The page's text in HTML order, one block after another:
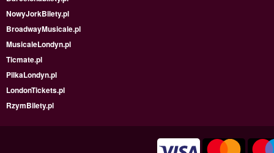
NowyJorkBilety.pl
BroadwayMusicale.pl
MusicaleLondyn.pl
Ticmate.pl
PilkaLondyn.pl
LondonTickets.pl
RzymBilety.pl